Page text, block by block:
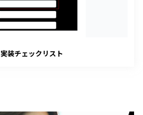
実装チェックリスト